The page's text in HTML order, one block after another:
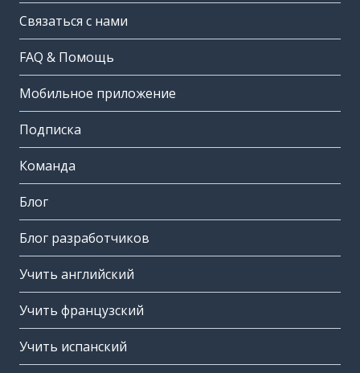
Связаться с нами
FAQ & Помощь
Мобильное приложение
Подписка
Команда
Блог
Блог разработчиков
Учить английский
Учить французский
Учить испанский